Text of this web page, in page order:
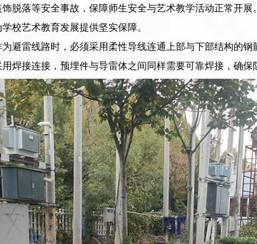
脱落等安全事故，保障师生安全与艺术教学活动正常开
校艺术教育发展提供坚实保障。
避雷线路时，必须采用柔性导线连通上部与下部结构的
焊接连接，预埋件与导雷体之间同样需要可靠焊接，确保